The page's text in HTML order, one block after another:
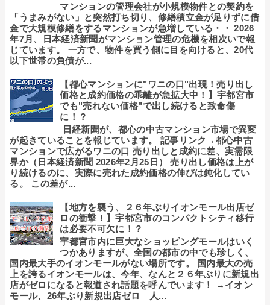
マンションの管理会社が小規模物件との契約を
「うまみがない」と突然打ち切り、修繕積立金が足りずに借
金で大規模修繕をするマンションが急増している・・ 2026
年7月、日本経済新聞がマンション管理の危機を相次いで報
じています。 一方で、物件を買う側に目を向けると、20代
以下世帯の負債が...
【都心マンションに"ワニの口"出現！売り出し
価格と成約価格の乖離が急拡大中！】宇都宮市
でも"売れない価格"で出し続けると致命傷
に！？
日経新聞が、都心の中古マンション市場で異変
が起きていることを報じています。 記事リンク→都心中古
マンションで広がるワニの口 売り出しと成約に差、実需限
界か（日本経済新聞 2026年2月25日） 売り出し価格は上が
り続けるのに、実際に売れた成約価格の伸びは鈍化してい
る。 この差が...
【地方を襲う、２６年ぶりイオンモール出店ゼ
ロの衝撃！】宇都宮市のコンパクトシティ移行
は必要不可欠に！？
宇都宮市内に巨大なショッピングモールはいく
つかありますが、全国の都市の中でも珍しく、
国内最大手のイオンモールがない場所です。 国内最大の売
上を誇るイオンモールは、今年、なんと２６年ぶりに新規出
店がゼロになると報道され話題を呼んでいます！ →イオン
モール、26年ぶり新規出店ゼロ 人...